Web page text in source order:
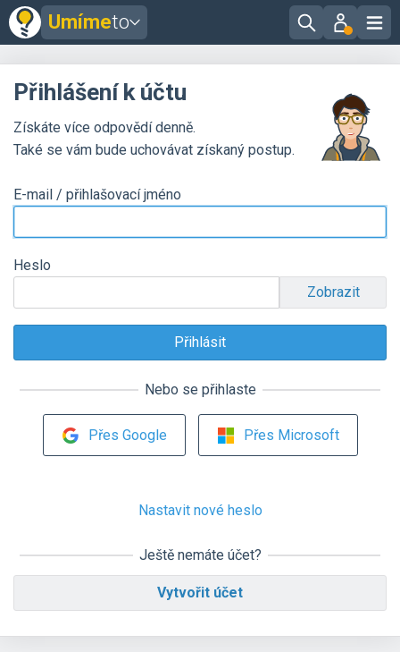
Umímeto
Přihlášení k účtu
Získáte více odpovědí denně.
Také se vám bude uchovávat získaný postup.
E-mail / přihlašovací jméno
Heslo
Zobrazit
Nebo se přihlaste
Přes Google Přes Microsoft
Nastavit nové heslo
Ještě nemáte účet?
Vytvořit účet